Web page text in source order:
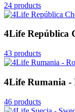
24 products
4Life República
43 products
4Life Rumania -
46 products